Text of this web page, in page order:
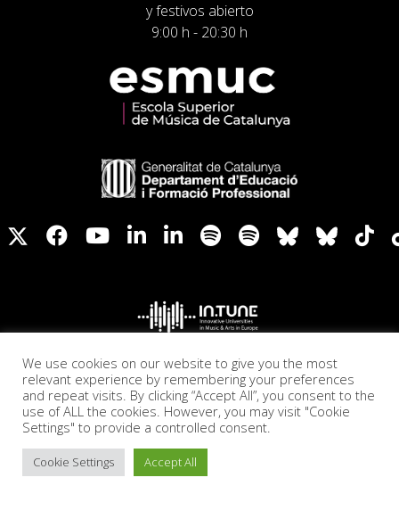
y festivos abierto
9:00 h - 20:30 h
We use cookies on our website to give you the most
relevant experience by remembering your preferences
and repeat visits. By clicking “Accept All”, you consent to the
use of ALL the cookies. However, you may visit "Cookie
Settings" to provide a controlled consent.
Cookie Settings Accept All